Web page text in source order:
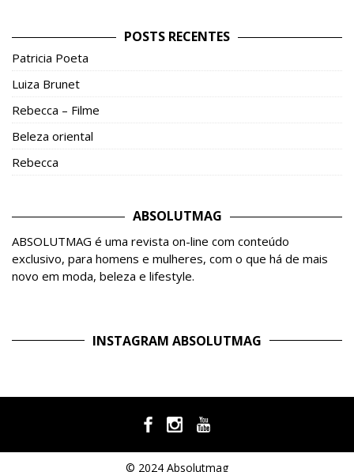
POSTS RECENTES
Patricia Poeta
Luiza Brunet
Rebecca – Filme
Beleza oriental
Rebecca
ABSOLUTMAG
ABSOLUTMAG é uma revista on-line com conteúdo
exclusivo, para homens e mulheres, com o que há de mais
novo em moda, beleza e lifestyle.
INSTAGRAM ABSOLUTMAG
© 2024 Absolutmag